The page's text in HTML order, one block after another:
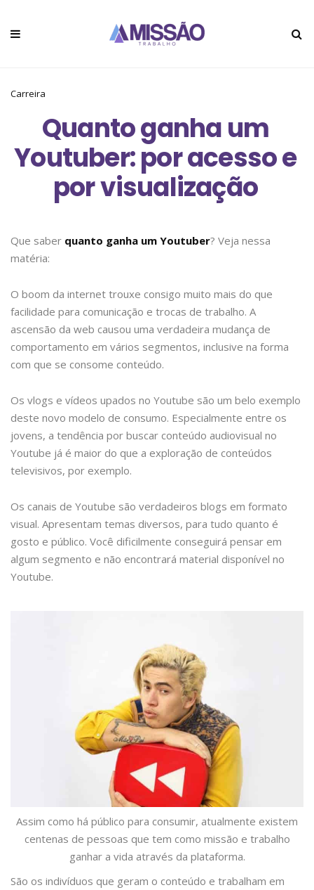
Carreira
Quanto ganha um
Youtuber: por acesso e
por visualização
Que saber quanto ganha um Youtuber? Veja nessa
matéria:
O boom da internet trouxe consigo muito mais do que
facilidade para comunicação e trocas de trabalho. A
ascensão da web causou uma verdadeira mudança de
comportamento em vários segmentos, inclusive na forma
com que se consome conteúdo.
Os vlogs e vídeos upados no Youtube são um belo exemplo
deste novo modelo de consumo. Especialmente entre os
jovens, a tendência por buscar conteúdo audiovisual no
Youtube já é maior do que a exploração de conteúdos
televisivos, por exemplo.
Os canais de Youtube são verdadeiros blogs em formato
visual. Apresentam temas diversos, para tudo quanto é
gosto e público. Você dificilmente conseguirá pensar em
algum segmento e não encontrará material disponível no
Youtube.
Assim como há público para consumir, atualmente existem
centenas de pessoas que tem como missão e trabalho
ganhar a vida através da plataforma.
São os indivíduos que geram o conteúdo e trabalham em